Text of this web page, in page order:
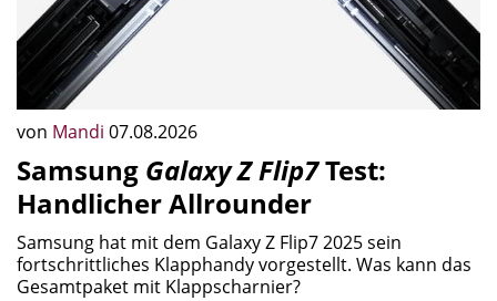
von Mandi 07.08.2026
Samsung Galaxy Z Flip7Test:
Handlicher Allrounder
Samsung hat mit dem Galaxy Z Flip7 2025 sein
fortschrittliches Klapphandy vorgestellt. Was kann das
Gesamtpaket mit Klappscharnier?